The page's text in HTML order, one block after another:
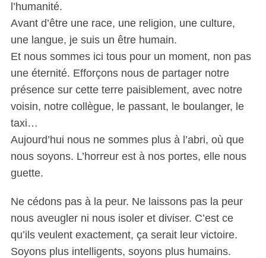
l’humanité.
Avant d’être une race, une religion, une culture,
une langue, je suis un être humain.
Et nous sommes ici tous pour un moment, non pas
une éternité. Efforçons nous de partager notre
présence sur cette terre paisiblement, avec notre
voisin, notre collègue, le passant, le boulanger, le
taxi…
Aujourd’hui nous ne sommes plus à l’abri, où que
nous soyons. L’horreur est à nos portes, elle nous
guette.
Ne cédons pas à la peur. Ne laissons pas la peur
nous aveugler ni nous isoler et diviser. C’est ce
qu’ils veulent exactement, ça serait leur victoire.
Soyons plus intelligents, soyons plus humains.